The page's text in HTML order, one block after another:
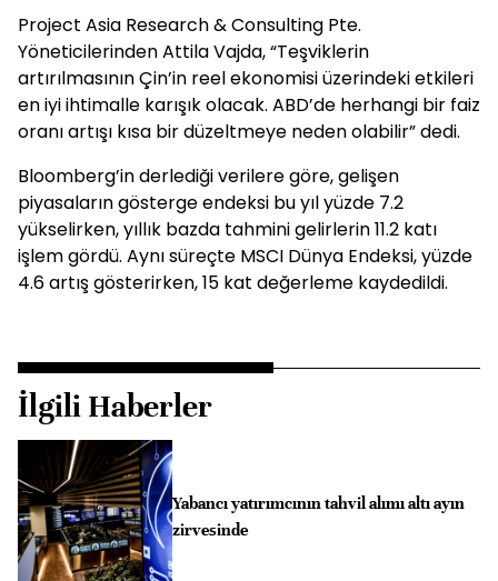
Project Asia Research & Consulting Pte.
Yöneticilerinden Attila Vajda, “Teşviklerin
artırılmasının Çin’in reel ekonomisi üzerindeki etkileri
en iyi ihtimalle karışık olacak. ABD’de herhangi bir faiz
oranı artışı kısa bir düzeltmeye neden olabilir” dedi.
Bloomberg’in derlediği verilere göre, gelişen
piyasaların gösterge endeksi bu yıl yüzde 7.2
yükselirken, yıllık bazda tahmini gelirlerin 11.2 katı
işlem gördü. Aynı süreçte MSCI Dünya Endeksi, yüzde
4.6 artış gösterirken, 15 kat değerleme kaydedildi.
İlgili Haberler
Yabancı yatırımcının tahvil alımı altı ayın
zirvesinde